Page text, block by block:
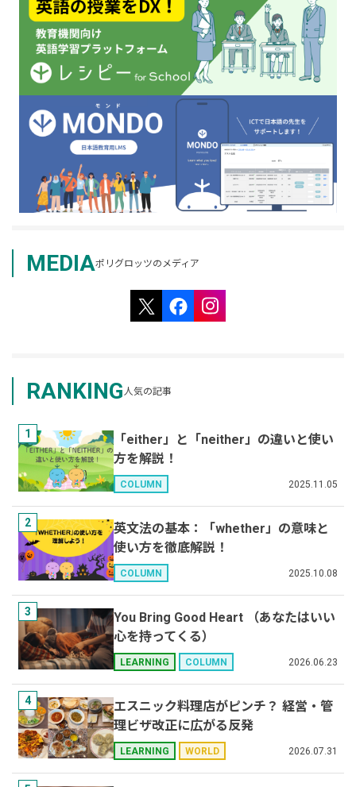
MEDIAポリグロッツのメディア
RANKING 人気の記事
1
「either」と「neither」の違いと使い
方を解説！
COLUMN 2025.11.05
2
英文法の基本：「whether」の意味と
使い方を徹底解説！
COLUMN 2025.10.08
3
You Bring Good Heart （あなたはいい
心を持ってくる）
LEARNING COLUMN 2026.06.23
4
エスニック料理店がピンチ？ 経営・管
理ビザ改正に広がる反発
LEARNING WORLD 2026.07.31